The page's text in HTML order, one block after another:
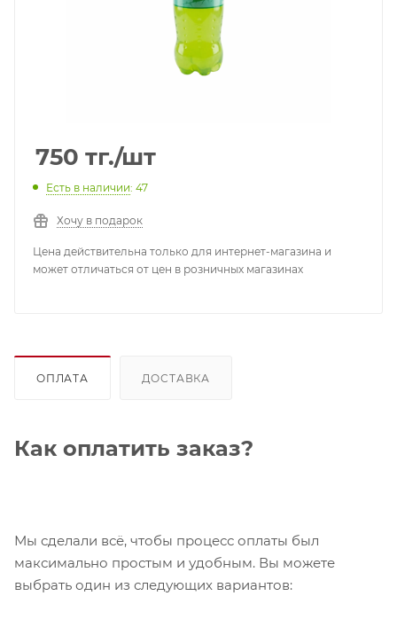
750 тг./шт
Есть в наличии: 47
Хочу в подарок
Цена действительна только для интернет-магазина и
может отличаться от цен в розничных магазинах
ОПЛАТА ДОСТАВКА
Как оплатить заказ?
Мы сделали всё, чтобы процесс оплаты был
максимально простым и удобным. Вы можете
выбрать один из следующих вариантов: